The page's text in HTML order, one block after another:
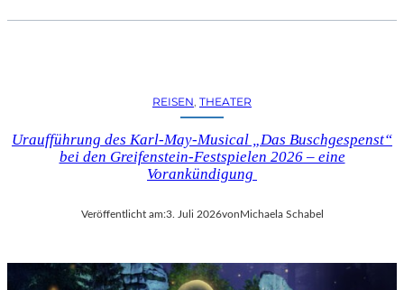
S
H
A
B
K
U
REISEN, THEATER
Uraufführung des Karl-May-Musical „Das Buschgespenst“
bei den Greifenstein-Festspielen 2026 – eine
Vorankündigung
Veröffentlicht am:3. Juli 2026vonMichaela Schabel